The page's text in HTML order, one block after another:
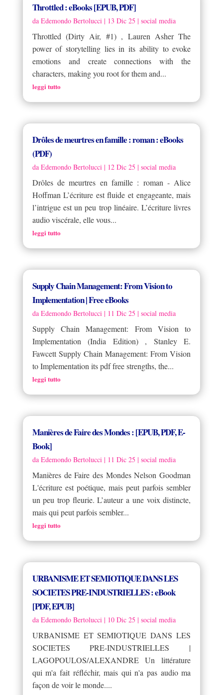
Throttled : eBooks [EPUB, PDF]
da Edemondo Bertolucci | 13 Dic 25 | social media
Throttled (Dirty Air, #1) , Lauren Asher The
power of storytelling lies in its ability to evoke
emotions and create connections with the
characters, making you root for them and...
leggi tutto
Drôles de meurtres en famille : roman : eBooks
(PDF)
da Edemondo Bertolucci| 12 Dic 25 | social media
Drôles de meurtres en famille : roman - Alice
Hoffman L’écriture est fluide et engageante, mais
l’intrigue est un peu trop linéaire. L’écriture livres
audio viscérale, elle vous...
leggi tutto
Supply Chain Management: From Vision to
Implementation | Free eBooks
da Edemondo Bertolucci| 11 Dic 25 | social media
Supply Chain Management: From Vision to
Implementation (India Edition) , Stanley E.
Fawcett Supply Chain Management: From Vision
to Implementation its pdf free strengths, the...
leggi tutto
Manières de Faire des Mondes : [EPUB, PDF, E-
Book]
da Edemondo Bertolucci| 11 Dic 25 | social media
Manières de Faire des Mondes Nelson Goodman
L'écriture est poétique, mais peut parfois sembler
un peu trop fleurie. L’auteur a une voix distincte,
mais qui peut parfois sembler...
leggi tutto
URBANISME ET SEMIOTIQUE DANS LES
SOCIETES PRE-INDUSTRIELLES : eBook
[PDF, EPUB]
da Edemondo Bertolucci| 10 Dic 25 | social media
URBANISME ET SEMIOTIQUE DANS LES
SOCIETES PRE-INDUSTRIELLES |
LAGOPOULOS/ALEXANDRE Un littérature
qui m'a fait réfléchir, mais qui n'a pas audio ma
façon de voir le monde....